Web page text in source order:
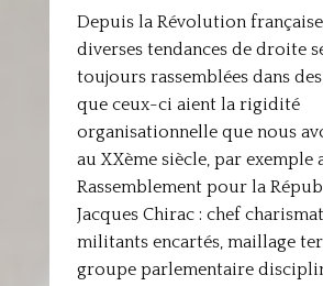
Depuis la Révolution
diverses tendances de droite
toujours rassemblées dans
que ceux-ci aient la rigidité
organisationnelle que nous
au XXème siècle, par exemple
Rassemblement pour la
Jacques Chirac : chef
militants encartés, maillage
groupe parlementaire